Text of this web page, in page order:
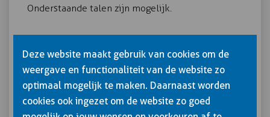
Onderstaande talen zijn mogelijk.
Duits (ook voor VOL VCA)
Frans (ook voor VOL VCA)
Italiaans
Deze website maakt gebruik van cookies om de
weergave en functionaliteit van de website zo
optimaal mogelijk te maken. Daarnaast worden
cookies ook ingezet om de website zo goed